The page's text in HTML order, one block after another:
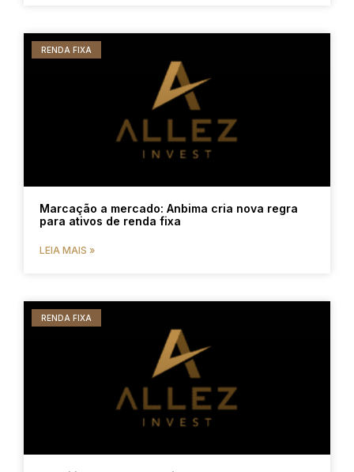
RENDA FIXA
Marcação a mercado: Anbima cria nova regra
para ativos de renda fixa
LEIA MAIS »
RENDA FIXA